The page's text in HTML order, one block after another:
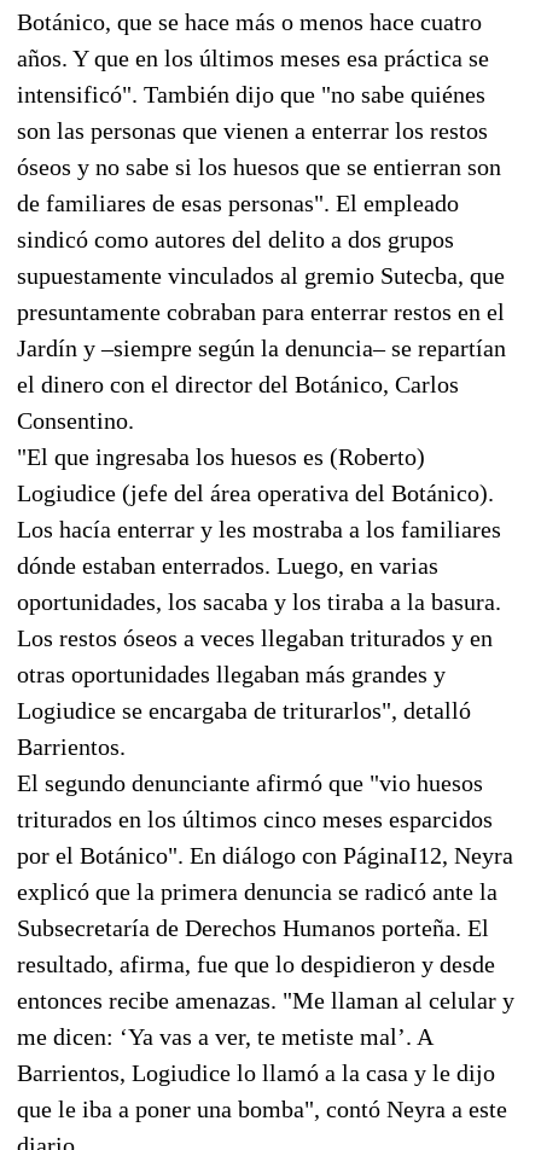
Botánico, que se hace más o menos hace cuatro
años. Y que en los últimos meses esa práctica se
intensificó". También dijo que "no sabe quiénes
son las personas que vienen a enterrar los restos
óseos y no sabe si los huesos que se entierran son
de familiares de esas personas". El empleado
sindicó como autores del delito a dos grupos
supuestamente vinculados al gremio Sutecba, que
presuntamente cobraban para enterrar restos en el
Jardín y –siempre según la denuncia– se repartían
el dinero con el director del Botánico, Carlos
Consentino.
"El que ingresaba los huesos es (Roberto)
Logiudice (jefe del área operativa del Botánico).
Los hacía enterrar y les mostraba a los familiares
dónde estaban enterrados. Luego, en varias
oportunidades, los sacaba y los tiraba a la basura.
Los restos óseos a veces llegaban triturados y en
otras oportunidades llegaban más grandes y
Logiudice se encargaba de triturarlos", detalló
Barrientos.
El segundo denunciante afirmó que "vio huesos
triturados en los últimos cinco meses esparcidos
por el Botánico". En diálogo con PáginaI12, Neyra
explicó que la primera denuncia se radicó ante la
Subsecretaría de Derechos Humanos porteña. El
resultado, afirma, fue que lo despidieron y desde
entonces recibe amenazas. "Me llaman al celular y
me dicen: ‘Ya vas a ver, te metiste mal’. A
Barrientos, Logiudice lo llamó a la casa y le dijo
que le iba a poner una bomba", contó Neyra a este